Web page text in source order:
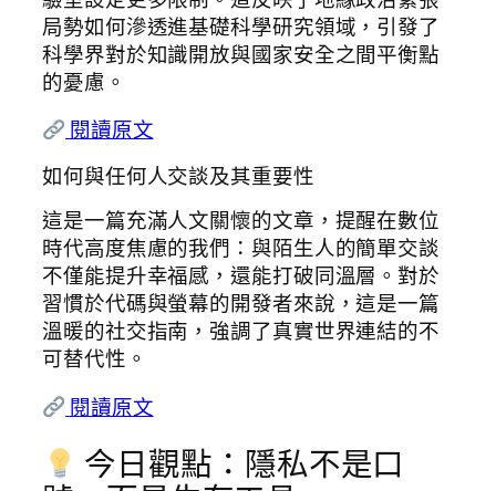
局勢如何滲透進基礎科學研究領域，引發了
科學界對於知識開放與國家安全之間平衡點
的憂慮。
閱讀原文
如何與任何人交談及其重要性
這是一篇充滿人文關懷的文章，提醒在數位
時代高度焦慮的我們：與陌生人的簡單交談
不僅能提升幸福感，還能打破同溫層。對於
習慣於代碼與螢幕的開發者來說，這是一篇
溫暖的社交指南，強調了真實世界連結的不
可替代性。
閱讀原文
今日觀點：隱私不是口